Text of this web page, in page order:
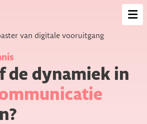
van digitale vooruitgang
de dynamiek in